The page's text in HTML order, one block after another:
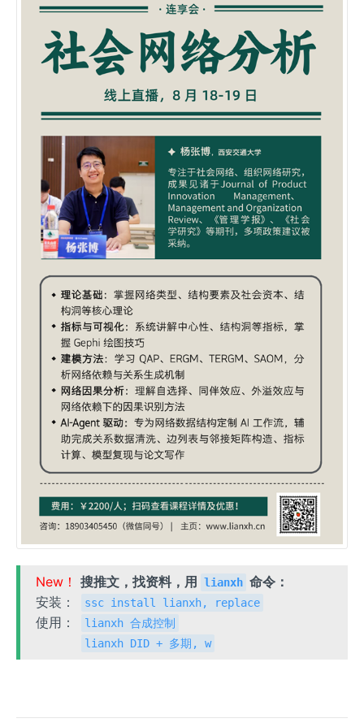
New！ 搜推文，找资料，用 lianxh 命令：
安装：
ssc install lianxh, replace
使用：
lianxh 合成控制
lianxh DID + 多期, w